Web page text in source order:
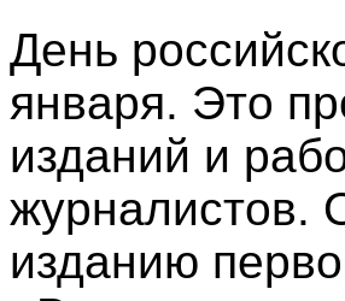
День
января. Это
изданий и
журналистов.
изданию